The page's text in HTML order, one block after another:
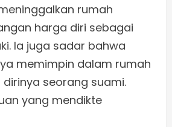
rumah
harga diri sebagai
Ia juga sadar bahwa
memimpin dalam rumah
seorang suami.
yang mendikte